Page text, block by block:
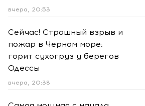
вчера, 20:53
Сейчас! Страшный взрыв и
пожар в Черном море:
горит сухогруз у берегов
Одессы
вчера, 20:38